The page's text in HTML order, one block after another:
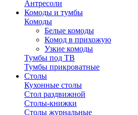
Антресоли
Комоды и тумбы
Комоды
Белые комоды
Комод в прихожую
Узкие комоды
Тумбы под ТВ
Тумбы прикроватные
Столы
Кухонные столы
Стол раздвижной
Столы-книжки
Столы журнальные